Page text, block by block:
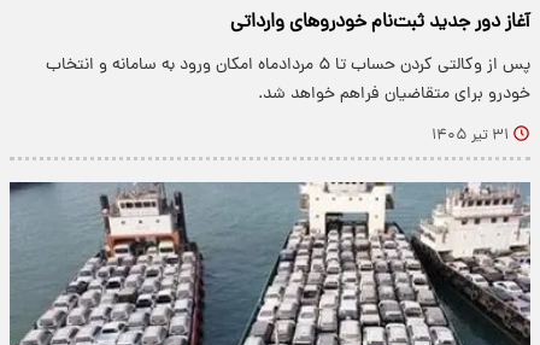
آغاز دور جدید ثبت‌نام خودروهای وارداتی
پس از وکالتی کردن حساب تا ۵ مردادماه امکان ورود به سامانه و انتخاب
خودرو برای متقاضیان فراهم خواهد شد.
۳۱ تیر ۱۴۰۵